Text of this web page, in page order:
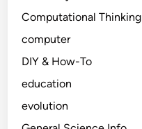
Computational Thinking
computer
DIY & How-To
education
evolution